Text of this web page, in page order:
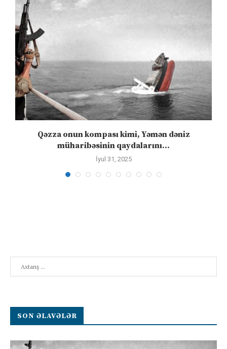
Qəzza onun kompası kimi, Yəmən dəniz
müharibəsinin qaydalarını...
İyul 31, 2025
SON ƏLAVƏLƏR